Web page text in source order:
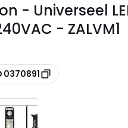
- Universeel
- ZALVM1
0370891